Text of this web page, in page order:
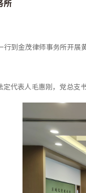
所
到金茂律师事务所开
代表人毛惠刚，党总支